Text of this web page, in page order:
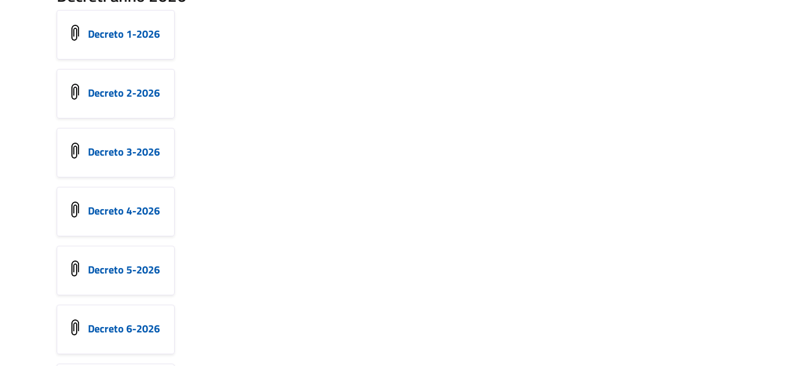
Decreto 1-2026
Decreto 2-2026
Decreto 3-2026
Decreto 4-2026
Decreto 5-2026
Decreto 6-2026